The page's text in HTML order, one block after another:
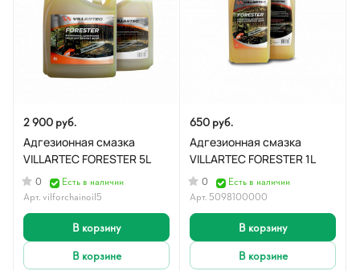
2 900 руб.
Адгезионная смазка
VILLARTEC FORESTER 5L
0
Есть в наличии
Арт.vilforchainoil5
В корзину
В корзине
650 руб.
Адгезионная смазка
VILLARTEC FORESTER 1L
0
Есть в наличии
Арт.5098100000
В корзину
В корзине